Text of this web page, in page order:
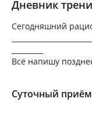
Дневник
Сегодняшний
Всё напишу
Суточный